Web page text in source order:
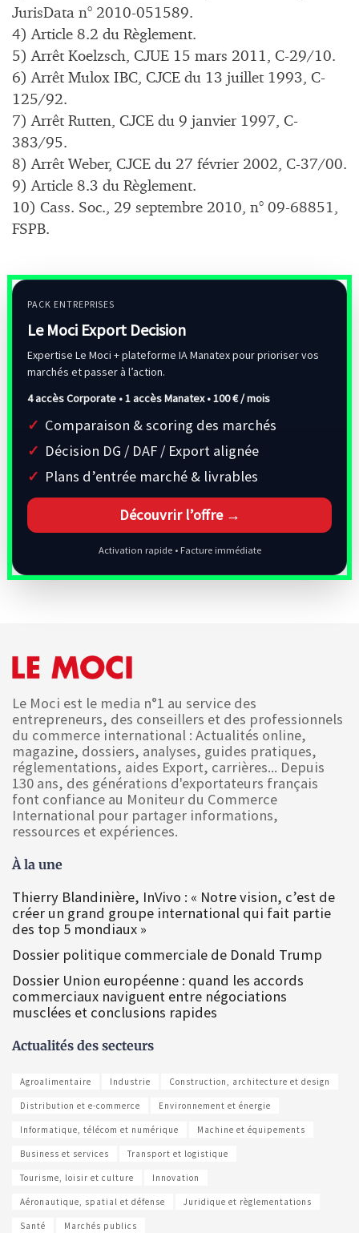
JurisData n° 2010-051589.
4) Article 8.2 du Règlement.
5) Arrêt Koelzsch, CJUE 15 mars 2011, C-29/10.
6) Arrêt Mulox IBC, CJCE du 13 juillet 1993, C-
125/92.
7) Arrêt Rutten, CJCE du 9 janvier 1997, C-
383/95.
8) Arrêt Weber, CJCE du 27 février 2002, C-37/00.
9) Article 8.3 du Règlement.
10) Cass. Soc., 29 septembre 2010, n° 09-68851,
FSPB.
PACK ENTREPRISES
Le Moci Export Decision
Expertise Le Moci + plateforme IA Manatex pour prioriser vos
marchés et passer à l’action.
4 accès Corporate • 1 accès Manatex •100 € / mois
Comparaison & scoring des marchés
Décision DG / DAF / Export alignée
Plans d’entrée marché & livrables
Découvrir l’offre →
Activation rapide • Facture immédiate
Le Moci est le media n°1 au service des
entrepreneurs, des conseillers et des professionnels
du commerce international : Actualités online,
magazine, dossiers, analyses, guides pratiques,
réglementations, aides Export, carrières... Depuis
130 ans, des générations d'exportateurs français
font confiance au Moniteur du Commerce
International pour partager informations,
ressources et expériences.
À la une
Thierry Blandinière, InVivo : « Notre vision, c’est de
créer un grand groupe international qui fait partie
des top 5 mondiaux »
Dossier politique commerciale de Donald Trump
Dossier Union européenne : quand les accords
commerciaux naviguent entre négociations
musclées et conclusions rapides
Actualités des secteurs
Agroalimentaire Industrie Construction, architecture et design
Distribution et e-commerce Environnement et énergie
Informatique, télécom et numérique Machine et équipements
Business et services Transport et logistique
Tourisme, loisir et culture Innovation
Aéronautique, spatial et défense Juridique et règlementations
Santé Marchés publics